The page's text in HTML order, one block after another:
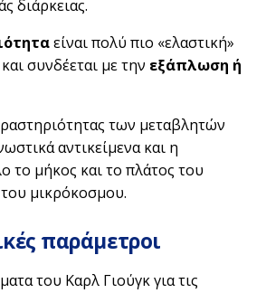
διάρκειας.
είναι πολύ πιο «ελαστική»
συνδέεται με την εξάπλωση ή
των μεταβλητών
αντικείμενα και η
το μήκος και το πλάτος του
μικρόκοσμου.
παράμετροι
του Καρλ Γιούγκ για τις